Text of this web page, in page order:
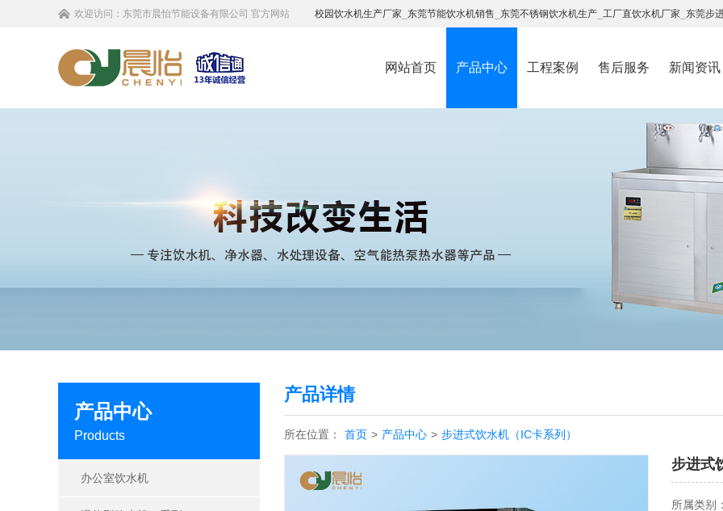
欢迎访问： 东莞市晨怡节能设备有限公司 官方网站 校园饮水机生产厂家 东莞节能饮水机销售 东莞不锈钢饮水机生产 工厂直饮水机厂家 东莞步
网站首页 产品中心 工程案例 售后服务 新闻资讯
产品中心
Products
办公室饮水机
产品详情
所在位置： 首页 > 产品中心 > 步进式饮水机（IC卡系列）
步进式
所属类别